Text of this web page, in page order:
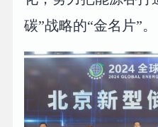
碳”战略的“金名片”。